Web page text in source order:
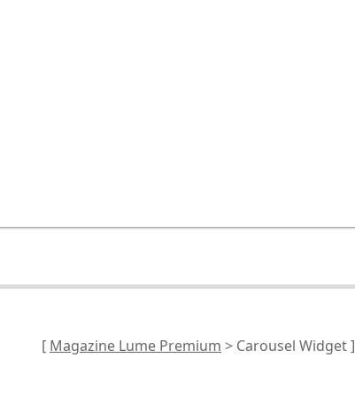
[ Magazine Lume Premium > Carousel Widget ]